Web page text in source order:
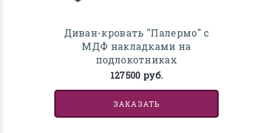
Диван-кровать "Палермо" с
МДФ накладками на
подлокотниках
127500 руб.
ЗАКАЗАТЬ